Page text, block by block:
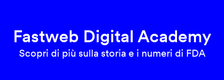
Fastweb Digital Academy
Scopri di più sulla storia e i numeri di FDA